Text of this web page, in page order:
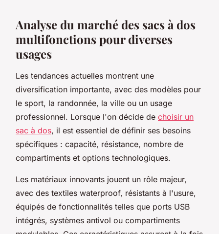
Analyse du marché des sacs à dos
multifonctions pour diverses
usages
Les tendances actuelles montrent une
diversification importante, avec des modèles pour
le sport, la randonnée, la ville ou un usage
professionnel. Lorsque l'on décide de choisir un
sac à dos, il est essentiel de définir ses besoins
spécifiques : capacité, résistance, nombre de
compartiments et options technologiques.
Les matériaux innovants jouent un rôle majeur,
avec des textiles waterproof, résistants à l'usure,
équipés de fonctionnalités telles que ports USB
intégrés, systèmes antivol ou compartiments